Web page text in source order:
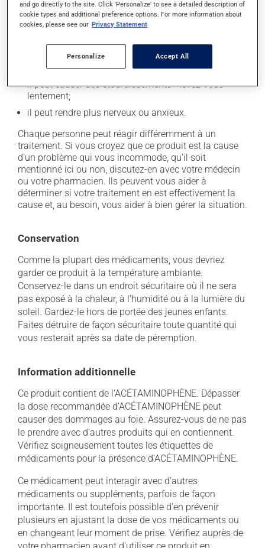
il peut entraîner de l'insomnie ou de la difficulté à
s'endormir;
il peut causer des tremblements;
il peut causer des maux de tête;
il peut causer des étourdissements - levez-vous
lentement;
il peut rendre plus nerveux ou anxieux.
Chaque personne peut réagir différemment à un
traitement. Si vous croyez que ce produit est la cause
d'un problème qui vous incommode, qu'il soit
mentionné ici ou non, discutez-en avec votre médecin
ou votre pharmacien. Ils peuvent vous aider à
déterminer si votre traitement en est effectivement la
cause et, au besoin, vous aider à bien gérer la situation.
Conservation
Comme la plupart des médicaments, vous devriez
garder ce produit à la température ambiante.
Conservez-le dans un endroit sécuritaire où il ne sera
pas exposé à la chaleur, à l'humidité ou à la lumière du
soleil. Gardez-le hors de portée des jeunes enfants.
Faites détruire de façon sécuritaire toute quantité qui
vous resterait après sa date de péremption.
Information additionnelle
Ce produit contient de l'ACÉTAMINOPHÈNE. Dépasser
la dose recommandée d'ACÉTAMINOPHÈNE peut
causer des dommages au foie. Assurez-vous de ne pas
le prendre avec d'autres produits qui en contiennent.
Vérifiez soigneusement toutes les étiquettes de
médicaments pour la présence d'ACÉTAMINOPHÈNE.
Ce médicament peut interagir avec d'autres
médicaments ou suppléments, parfois de façon
importante. Il est toutefois possible d'en prévenir
plusieurs en ajustant la dose de vos médicaments ou
en changeant leur moment de prise. Vérifiez auprès de
and go directly to the site. Click 'Personalize' to see a detailed description of
cookie types and additional preference options. For more information about
cookies, please see our Privacy Statement
Personalize Accept All